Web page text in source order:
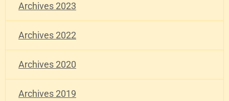
Archives 2023
Archives 2022
Archives 2020
Archives 2019